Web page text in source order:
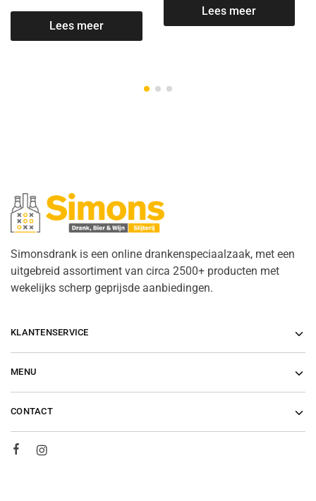
Lees meer
Lees meer
Simonsdrank is een online drankenspeciaalzaak, met een
uitgebreid assortiment van circa 2500+ producten met
wekelijks scherp geprijsde aanbiedingen.
KLANTENSERVICE
MENU
CONTACT